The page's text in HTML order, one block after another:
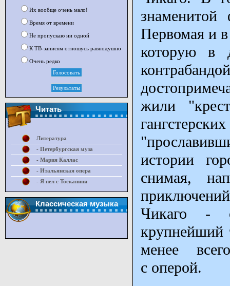
Первомая и
которую в
жили
истории
снимая,
Чикаго -
крупнейший
менее
с оперой.
Их вообще очень мало!
Время от времени
Не пропускаю ни одной
К ТВ-записям отношусь равнодушно
Очень редко
Читать
Литература
- Петербургская муза
- Мария Каллас
- Итальянская опера
- Я пел с Тосканини
Классическая музыка